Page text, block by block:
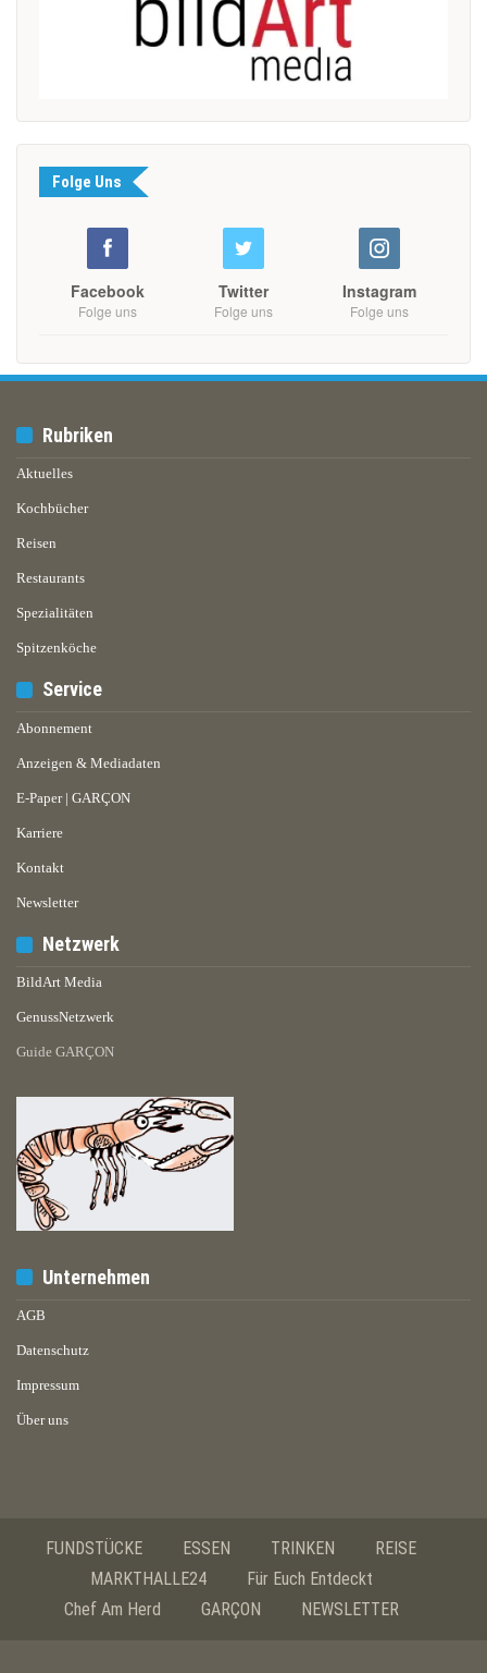
Folge Uns
Facebook
Folge uns
Twitter
Folge uns
Instagram
Folge uns
Rubriken
Aktuelles
Kochbücher
Reisen
Restaurants
Spezialitäten
Spitzenköche
Service
Abonnement
Anzeigen & Mediadaten
E-Paper | GARÇON
Karriere
Kontakt
Newsletter
Netzwerk
BildArt Media
GenussNetzwerk
Guide GARÇON
Unternehmen
AGB
Datenschutz
Impressum
Über uns
FUNDSTÜCKE ESSEN TRINKEN
REISE
MARKTHALLE24
Für Euch Entdeckt
Chef Am Herd
GARÇON NEWSLETTER